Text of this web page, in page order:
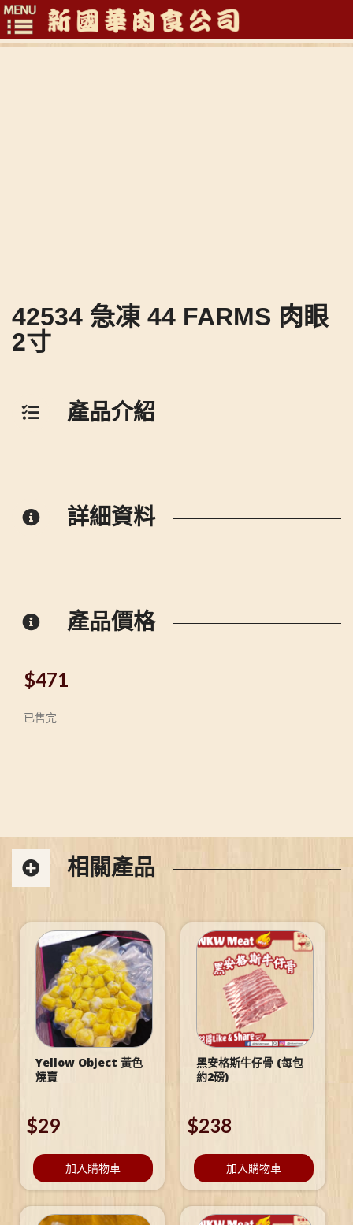
Toggle
42534 急凍 44 FARMS 肉眼
2寸
產品介紹
詳細資料
產品價格
$471
已售完
相關產品
Yellow Object 黃色
燒賣
$29
加入購物車
黑安格斯牛仔骨 (每包
約2磅)
$238
加入購物車